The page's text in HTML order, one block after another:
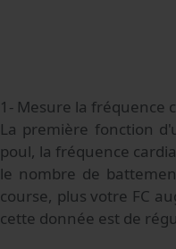
1- Mesure la fréquence
La première fonction
poul, la fréquence
le nombre de
course, plus votre FC
cette donnée est de